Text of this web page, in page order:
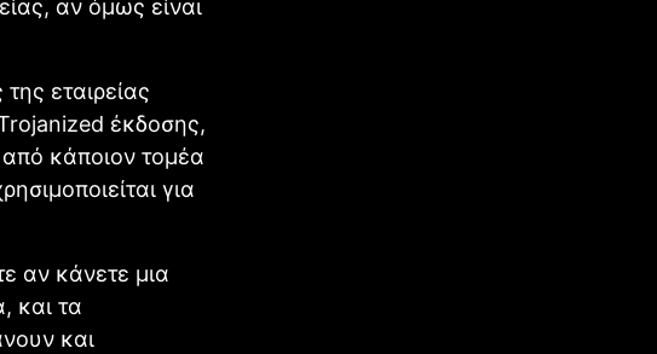
αν όμως είναι
εταιρείας
έκδοσης,
από κάποιον τομέα
για
αν κάνετε μια
και τα
και